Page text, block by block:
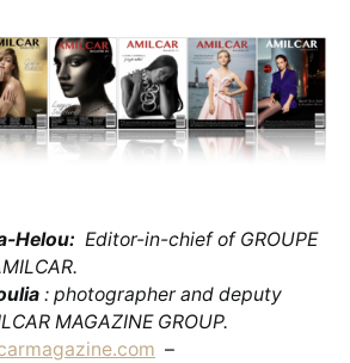
Helou: Editor-in-chief of GROUPE
: photographer and deputy
MAGAZINE GROUP.
–